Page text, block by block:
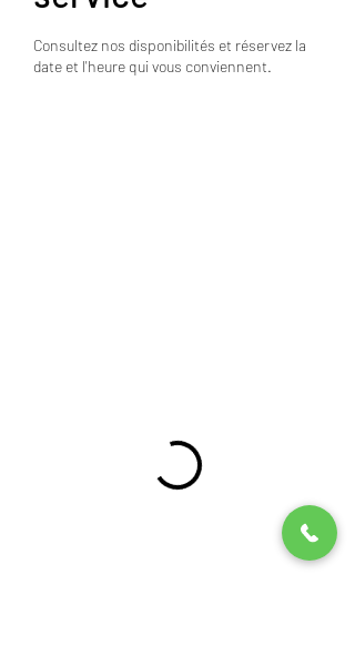
Consultez nos disponibilités et réservez la
date et l'heure qui vous conviennent.